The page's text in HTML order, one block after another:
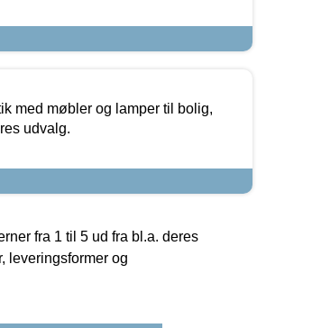
med møbler og lamper til bolig,
udvalg.
fra 1 til 5 ud fra bl.a. deres
leveringsformer og